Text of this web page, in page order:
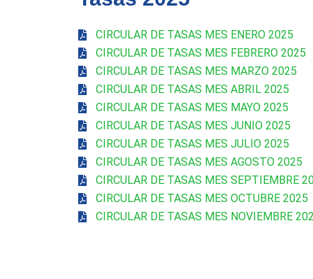
CIRCULAR DE TASAS MES ENERO 2025
CIRCULAR DE TASAS MES FEBRERO 2025
CIRCULAR DE TASAS MES MARZO 2025
CIRCULAR DE TASAS MES ABRIL 2025
CIRCULAR DE TASAS MES MAYO 2025
CIRCULAR DE TASAS MES JUNIO 2025
CIRCULAR DE TASAS MES JULIO 2025
CIRCULAR DE TASAS MES AGOSTO 2025
CIRCULAR DE TASAS MES SEPTIEMBRE
CIRCULAR DE TASAS MES OCTUBRE 2025
CIRCULAR DE TASAS MES NOVIEMBRE